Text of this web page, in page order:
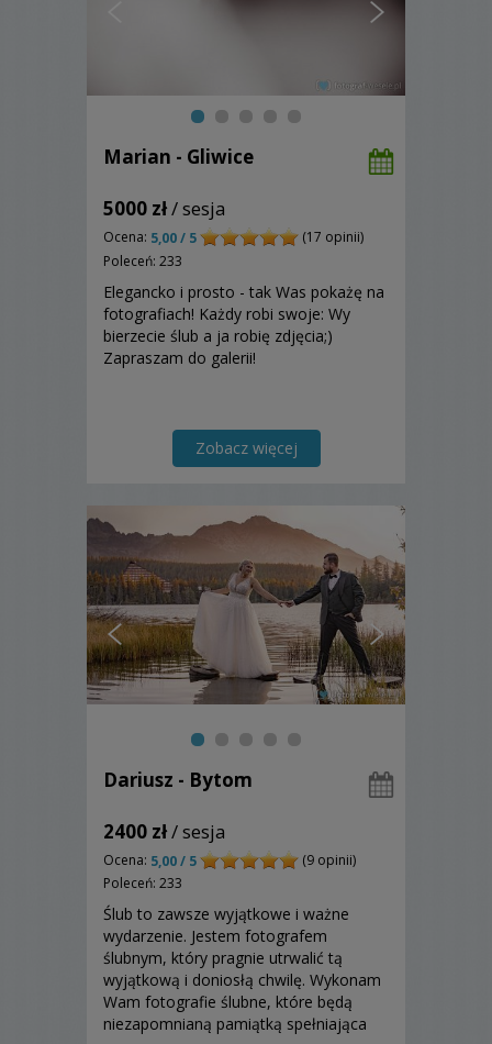
Marian - Gliwice
5000 zł/ sesja
Ocena: 5,00 / 5
(17 opinii)
Poleceń: 233
Elegancko i prosto - tak Was pokażę na
fotografiach! Każdy robi swoje: Wy
bierzecie ślub a ja robię zdjęcia;)
Zapraszam do galerii!
Zobacz więcej
Dariusz - Bytom
2400 zł/ sesja
Ocena: 5,00 / 5
(9 opinii)
Poleceń: 233
Ślub to zawsze wyjątkowe i ważne
wydarzenie. Jestem fotografem
ślubnym, który pragnie utrwalić tą
wyjątkową i doniosłą chwilę. Wykonam
Wam fotografie ślubne, które będą
niezapomnianą pamiątką spełniająca